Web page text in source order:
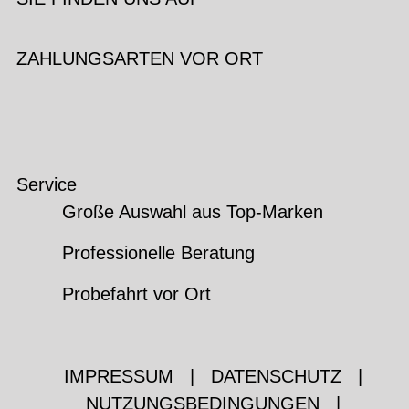
ZAHLUNGSARTEN VOR ORT
Service
Große Auswahl aus Top-Marken
Professionelle Beratung
Probefahrt vor Ort
IMPRESSUM DATENSCHUTZ
NUTZUNGSBEDINGUNGEN